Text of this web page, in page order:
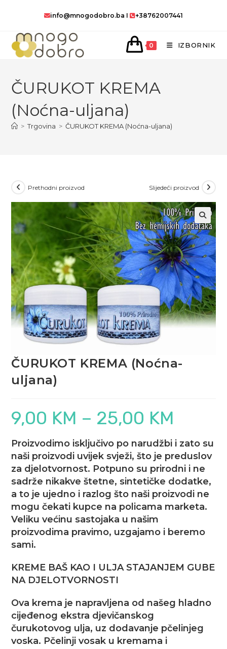
sadržaj
info@mnogodobro.ba I +38762007441
0 IZBORNIK
ČURUKOT KREMA
(Noćna-uljana)
> Trgovina > ČURUKOT KREMA (Noćna-uljana)
Prethodni proizvod Slijedeći proizvod
ČURUKOT KREMA (Noćna-
uljana)
9,00 KM – 25,00 KM
do
25,00 KM
Proizvodimo isključivo po narudžbi i zato su
naši proizvodi uvijek svježi, što je preduslov
za djelotvornost. Potpuno su prirodni i ne
sadrže nikakve štetne, sintetičke dodatke,
a to je ujedno i razlog što naši proizvodi ne
mogu čekati kupce na policama marketa.
Veliku većinu sastojaka u našim
proizvodima pravimo, uzgajamo i beremo
sami.
KREME BAŠ KAO I ULJA STAJANJEM GUBE
NA DJELOTVORNOSTI
Ova krema je napravljena od našeg hladno
cijeđenog ekstra djevičanskog
čurukotovog ulja, uz dodavanje pčelinjeg
voska. Pčelinji vosak u kremama i